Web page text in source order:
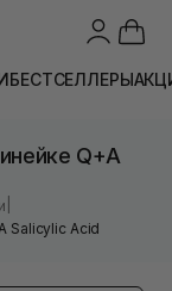
БЕСТСЕЛЛЕРЫ
Q+A
Salicylic Acid